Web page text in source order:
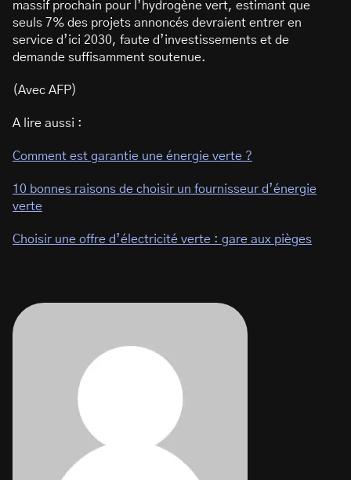
massif prochain pour l’hydrogène vert, estimant que
seuls 7% des projets annoncés devraient entrer en
service d’ici 2030, faute d’investissements et de
demande suffisamment soutenue.
(Avec AFP)
A lire aussi :
Comment est garantie une énergie verte ?
10 bonnes raisons de choisir un fournisseur d’énergie
verte
Choisir une offre d’électricité verte : gare aux pièges